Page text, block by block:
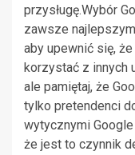
przysługę.Wybór
zawsze
aby upewnić się,
korzystać z innych
ale pamiętaj, że
tylko pretendenci
wytycznymi
że jest to czynnik